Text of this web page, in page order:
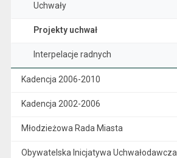
Uchwały
Projekty uchwał
Interpelacje radnych
Kadencja 2006-2010
Kadencja 2002-2006
Młodzieżowa Rada Miasta
Obywatelska Inicjatywa Uchwałodawcza